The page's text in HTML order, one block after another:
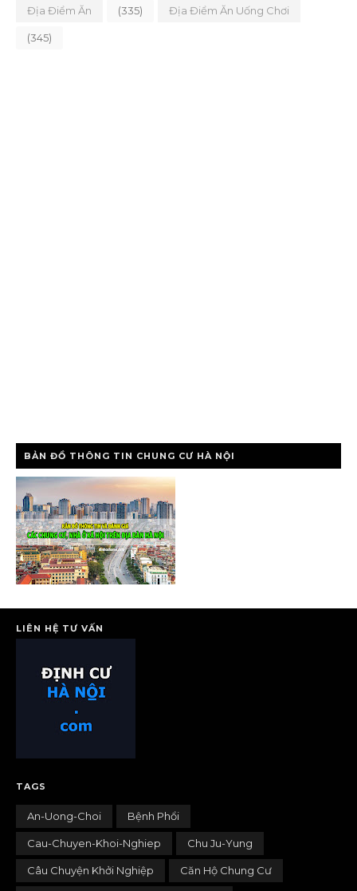
Địa Điểm Ăn (335) Địa Điểm Ăn Uống Chơi
(345)
BẢN ĐỒ THÔNG TIN CHUNG CƯ HÀ NỘI
LIÊN HỆ TƯ VẤN
TAGS
An-Uong-Choi Bệnh Phổi
Cau-Chuyen-Khoi-Nghiep Chu Ju-Yung
Câu Chuyện Khởi Nghiệp Căn Hộ Chung Cư